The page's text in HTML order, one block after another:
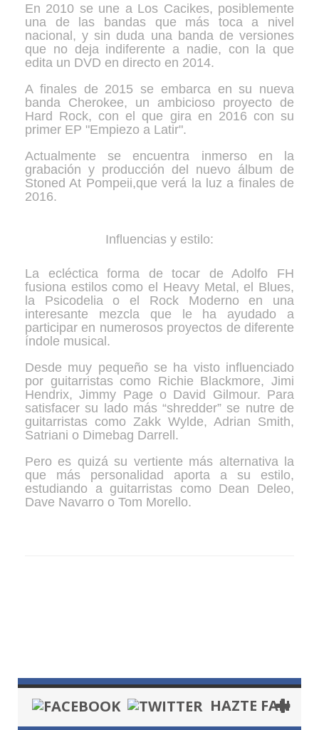
En 2010 se une a Los Cacikes, posiblemente
una de las bandas que más toca a nivel
nacional, y sin duda una banda de versiones
que no deja indiferente a nadie, con la que
edita un DVD en directo en 2014.
A finales de 2015 se embarca en su nueva
banda Cherokee, un ambicioso proyecto de
Hard Rock, con el que gira en 2016 con su
primer EP "Empiezo a Latir".
Actualmente se encuentra inmerso en la
grabación y producción del nuevo álbum de
Stoned At Pompeii,que verá la luz a finales de
2016.
Influencias y estilo:
La ecléctica forma de tocar de Adolfo FH
fusiona estilos como el Heavy Metal, el Blues,
la Psicodelia o el Rock Moderno en una
interesante mezcla que le ha ayudado a
participar en numerosos proyectos de diferente
índole musical.
Desde muy pequeño se ha visto influenciado
por guitarristas como Richie Blackmore, Jimi
Hendrix, Jimmy Page o David Gilmour. Para
satisfacer su lado más “shredder” se nutre de
guitarristas como Zakk Wylde, Adrian Smith,
Satriani o Dimebag Darrell.
Pero es quizá su vertiente más alternativa la
que más personalidad aporta a su estilo,
estudiando a guitarristas como Dean Deleo,
Dave Navarro o Tom Morello.
HAZTE FAN